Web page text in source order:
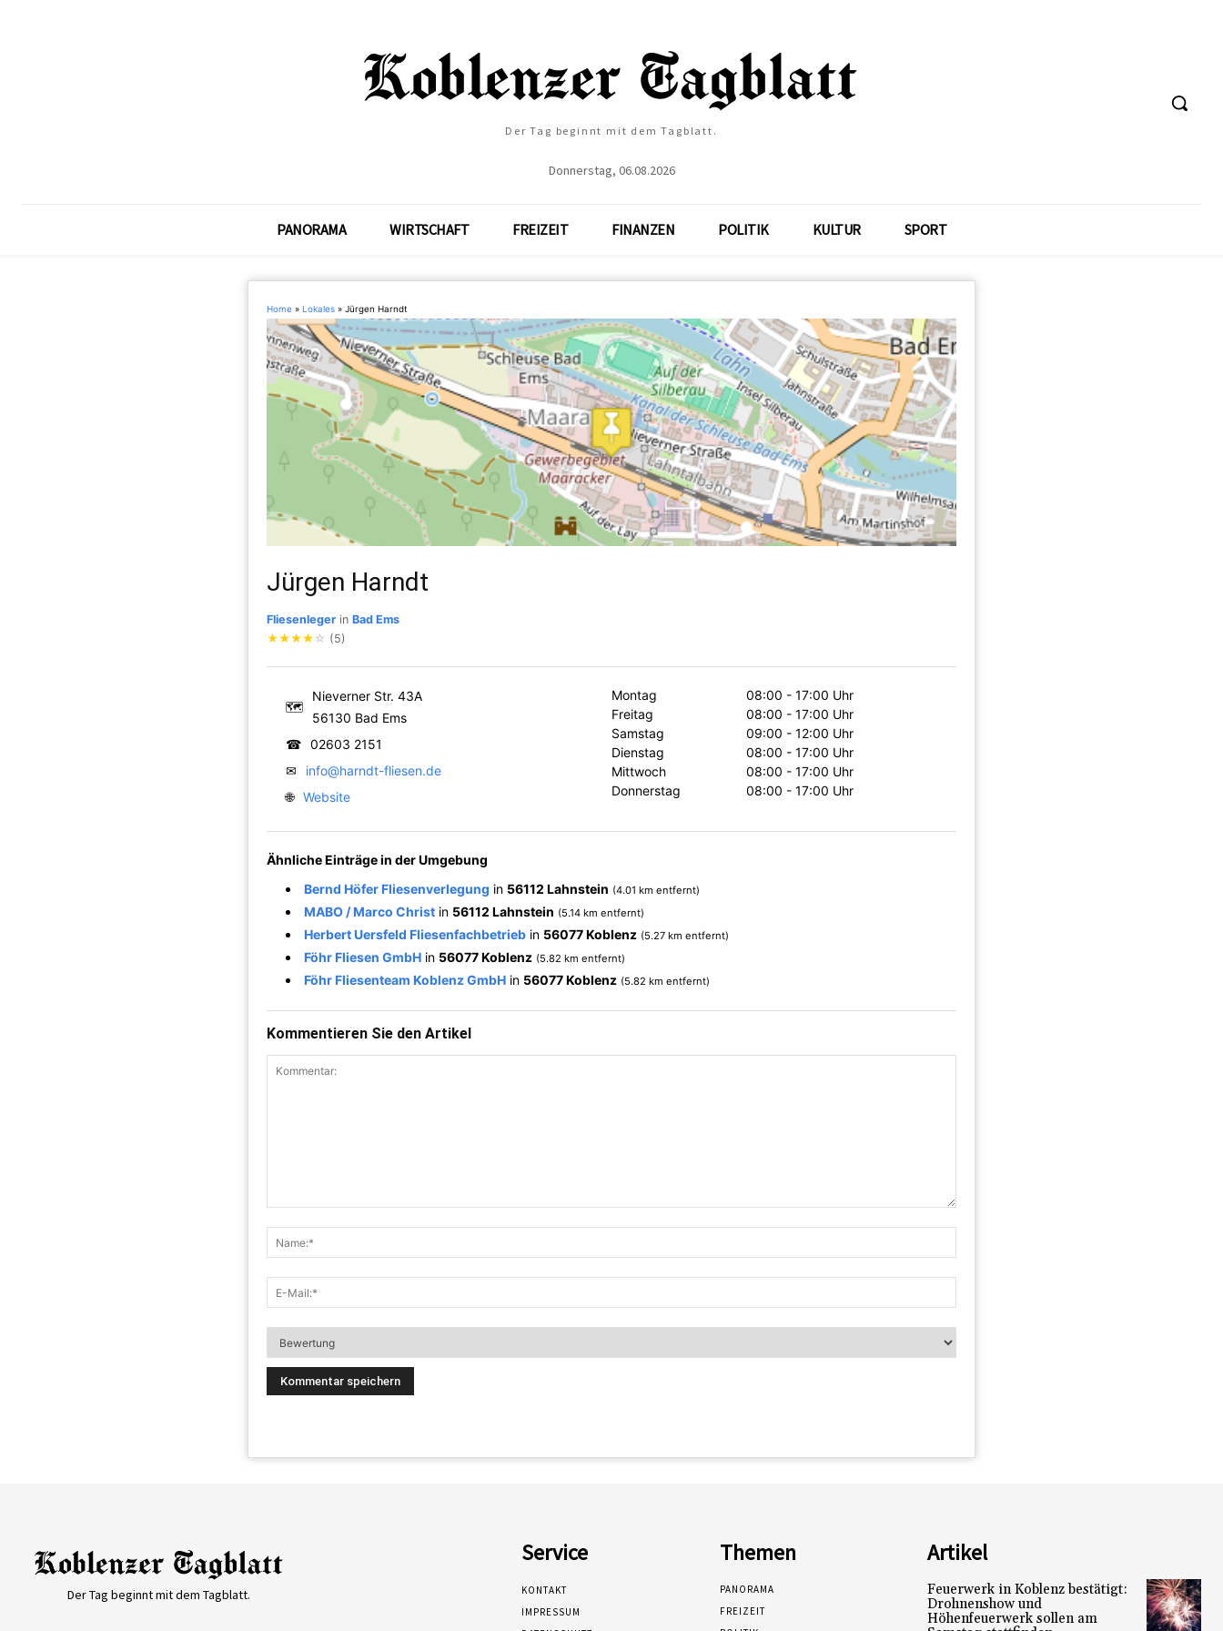
Der Tag beginnt mit dem Tagblatt.
Donnerstag, 06.08.2026
PANORAMA WIRTSCHAFT FREIZEIT FINANZEN POLITIK KULTUR SPORT
Home » Lokales » Jürgen Harndt
Jürgen Harndt
Fliesenleger in Bad Ems
★★★★ ☆ (5)
🗺
Nieverner Str. 43A
56130 Bad Ems
☎ 02603 2151
✉
info@harndt-fliesen.de
🌐 Website
Montag
08:00 - 17:00 Uhr
Freitag
08:00 - 17:00 Uhr
Samstag
09:00 - 12:00 Uhr
Dienstag
08:00 - 17:00 Uhr
Mittwoch
08:00 - 17:00 Uhr
Donnerstag
08:00 - 17:00 Uhr
Ähnliche Einträge in der Umgebung
Bernd Höfer Fliesenverlegung in 56112 Lahnstein (4.01 km entfernt)
MABO / Marco Christ in 56112 Lahnstein (5.14 km entfernt)
Herbert Uersfeld Fliesenfachbetrieb in 56077 Koblenz (5.27 km entfernt)
Föhr Fliesen GmbH in 56077 Koblenz (5.82 km entfernt)
Föhr Fliesenteam Koblenz GmbH in 56077 Koblenz (5.82 km entfernt)
Kommentieren Sie den Artikel
Der Tag beginnt mit dem Tagblatt.
Service
KONTAKT
IMPRESSUM
Themen
PANORAMA
FREIZEIT
Artikel
Feuerwerk in Koblenz bestätigt:
Drohnenshow und
Höhenfeuerwerk sollen am